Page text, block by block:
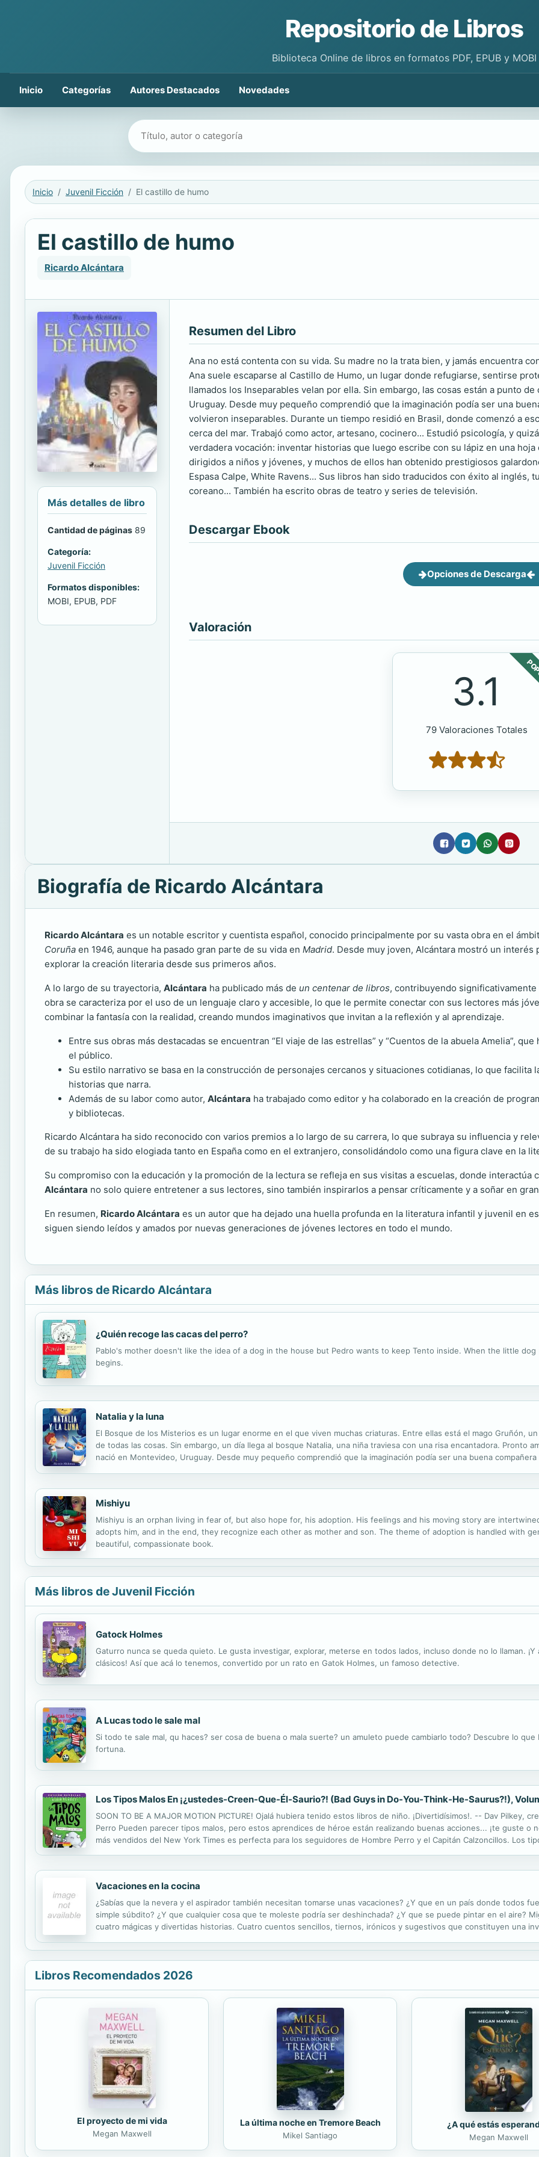
Repositorio de Libros
Biblioteca Online de libros en formatos PDF, EPUB y MOBI
Inicio Categorías Autores Destacados Novedades
Buscar libros
Inicio Juvenil Ficción El castillo de humo
El castillo de humo
Ricardo Alcántara
Más detalles de libro
Cantidad de páginas 89
Categoría:
Juvenil Ficción
Formatos disponibles:
MOBI, EPUB, PDF
Resumen del Libro
Ana no está contenta con su vida. Su madre no la trata bien, y jamás encuentra
Ana suele escaparse al Castillo de Humo, un lugar donde refugiarse, sentirse
llamados los Inseparables velan por ella. Sin embargo, las cosas están a punto
Uruguay. Desde muy pequeño comprendió que la imaginación podía ser una
volvieron inseparables. Durante un tiempo residió en Brasil, donde comenzó a
cerca del mar. Trabajó como actor, artesano, cocinero... Estudió psicología, y
verdadera vocación: inventar historias que luego escribe con su lápiz en una
dirigidos a niños y jóvenes, y muchos de ellos han obtenido prestigiosos
Espasa Calpe, White Ravens... Sus libros han sido traducidos con éxito al inglés,
coreano... También ha escrito obras de teatro y series de televisión.
Descargar Ebook
Opciones de Descarga
Valoración
3.1
79 Valoraciones Totales
Biografía de Ricardo Alcántara
Ricardo Alcántara es un notable escritor y cuentista español, conocido principalmente por su vasta obra en el
Coruña en 1946, aunque ha pasado gran parte de su vida en Madrid. Desde muy joven, Alcántara mostró un
explorar la creación literaria desde sus primeros años.
A lo largo de su trayectoria, Alcántara ha publicado más de un centenar de libros, contribuyendo
obra se caracteriza por el uso de un lenguaje claro y accesible, lo que le permite conectar con sus lectores más
combinar la fantasía con la realidad, creando mundos imaginativos que invitan a la reflexión y al aprendizaje.
Entre sus obras más destacadas se encuentran “El viaje de las estrellas” y “Cuentos de la abuela Amelia”,
el público.
Su estilo narrativo se basa en la construcción de personajes cercanos y situaciones cotidianas, lo que
historias que narra.
Además de su labor como autor, Alcántara ha trabajado como editor y ha colaborado en la creación de
y bibliotecas.
Ricardo Alcántara ha sido reconocido con varios premios a lo largo de su carrera, lo que subraya su influencia y
de su trabajo ha sido elogiada tanto en España como en el extranjero, consolidándolo como una figura clave en la
Su compromiso con la educación y la promoción de la lectura se refleja en sus visitas a escuelas, donde
Alcántara no solo quiere entretener a sus lectores, sino también inspirarlos a pensar críticamente y a soñar en
En resumen, Ricardo Alcántara es un autor que ha dejado una huella profunda en la literatura infantil y juvenil en
siguen siendo leídos y amados por nuevas generaciones de jóvenes lectores en todo el mundo.
Más libros de Ricardo Alcántara
¿Quién recoge las cacas del perro?
Pablo's mother doesn't like the idea of a dog in the house but Pedro wants to keep Tento inside. When the little
begins.
Natalia y la luna
El Bosque de los Misterios es un lugar enorme en el que viven muchas criaturas. Entre ellas está el mago Gruñón,
de todas las cosas. Sin embargo, un día llega al bosque Natalia, una niña traviesa con una risa encantadora. Pronto
nació en Montevideo, Uruguay. Desde muy pequeño comprendió que la imaginación podía ser una buena
Mishiyu
Mishiyu is an orphan living in fear of, but also hope for, his adoption. His feelings and his moving story are
adopts him, and in the end, they recognize each other as mother and son. The theme of adoption is handled with
beautiful, compassionate book.
Más libros de Juvenil Ficción
Gatock Holmes
Gaturro nunca se queda quieto. Le gusta investigar, explorar, meterse en todos lados, incluso donde no lo llaman.
clásicos! Así que acá lo tenemos, convertido por un rato en Gatok Holmes, un famoso detective.
A Lucas todo le sale mal
Si todo te sale mal, qu haces? ser cosa de buena o mala suerte? un amuleto puede cambiarlo todo? Descubre lo que
fortuna.
Los Tipos Malos En ¡¿ustedes-Creen-Que-Él-Saurio?! (Bad Guys in Do-You-Think-He-Saurus?!),
SOON TO BE A MAJOR MOTION PICTURE! Ojalá hubiera tenido estos libros de niño. ¡Divertidísimos!. -- Dav Pilkey,
Perro Pueden parecer tipos malos, pero estos aprendices de héroe están realizando buenas acciones... ¡te guste o
más vendidos del New York Times es perfecta para los seguidores de Hombre Perro y el Capitán Calzoncillos. Los
Vacaciones en la cocina
¿Sabías que la nevera y el aspirador también necesitan tomarse unas vacaciones? ¿Y que en un país donde todos
simple súbdito? ¿Y que cualquier cosa que te moleste podría ser deshinchada? ¿Y que se puede pintar en el aire?
cuatro mágicas y divertidas historias. Cuatro cuentos sencillos, tiernos, irónicos y sugestivos que constituyen una
Libros Recomendados 2026
El proyecto de mi vida
Megan Maxwell
La última noche en Tremore Beach
Mikel Santiago
¿A qué estás
Megan Maxwell